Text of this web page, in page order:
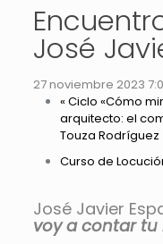
José
27 noviembre 2023
« Ciclo «Cómo
arquitecto: el
Touza Rodríguez
Curso de
José Javier
voy a contar tu